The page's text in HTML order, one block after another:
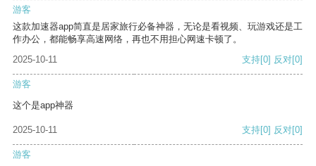
游客
这款加速器app简直是居家旅行必备神器，无论是看视频、玩游戏还是工
作办公，都能畅享高速网络，再也不用担心网速卡顿了。
2025-10-11
支持[0] 反对[0]
游客
这个是app神器
2025-10-11 支持[0] 反对[0]
游客